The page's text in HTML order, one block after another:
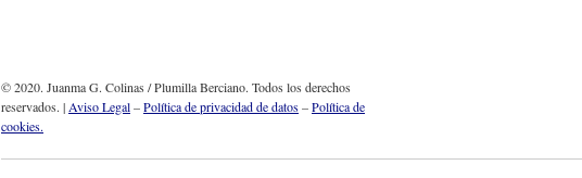
© 2020. Juanma G. Colinas / Plumilla Berciano. Todos los derechos
reservados. |Aviso Legal–Política de privacidad de datos–Política de
cookies.